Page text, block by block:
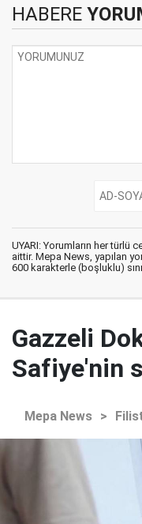
HABERE
UYARI: Yorumların her türlü
aittir. Mepa News, yapılan
600 karakterle (boşluklu)
Gazzeli
Safiye'nin
Mepa News >